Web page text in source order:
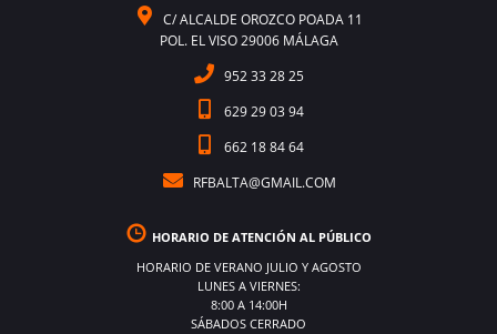
C/ ALCALDE OROZCO POADA 11
POL. EL VISO 29006 MÁLAGA
952 33 28 25
629 29 03 94
662 18 84 64
RFBALTA@GMAIL.COM
HORARIO DE ATENCIÓN AL PÚBLICO
HORARIO DE VERANO JULIO Y AGOSTO
LUNES A VIERNES:
8:00 A 14:00H
SÁBADOS CERRADO